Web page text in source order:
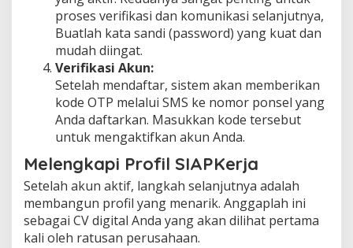
proses verifikasi dan komunikasi selanjutnya,
Buatlah kata sandi (password) yang kuat dan
mudah diingat.
Verifikasi Akun:
Setelah mendaftar, sistem akan memberikan
kode OTP melalui SMS ke nomor ponsel yang
Anda daftarkan. Masukkan kode tersebut
untuk mengaktifkan akun Anda.
Melengkapi Profil SIAPKerja
Setelah akun aktif, langkah selanjutnya adalah
membangun profil yang menarik. Anggaplah ini
sebagai CV digital Anda yang akan dilihat pertama
kali oleh ratusan perusahaan.